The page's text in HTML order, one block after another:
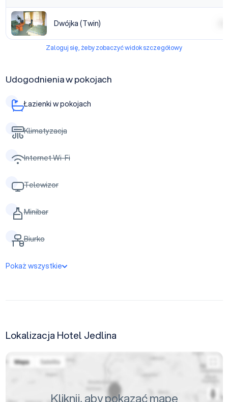
Dwójka (Twin)
Zaloguj się, żeby zobaczyć widok szczegółowy
Udogodnienia w pokojach
Łazienki w pokojach
Klimatyzacja
Internet Wi-Fi
Telewizor
Minibar
Biurko
Pokaż wszystkie
Lokalizacja Hotel Jedlina
Kliknij, aby pokazać mapę